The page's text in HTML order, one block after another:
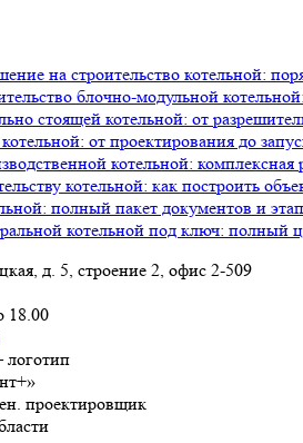
на строительство котельной:
блочно-модульной
стоящей котельной: от
от проектирования до
котельной:
котельной: как построить
полный пакет документов и
котельной под ключ: полный
д. 5, строение 2, офис 2-509
18.00
проектировщик